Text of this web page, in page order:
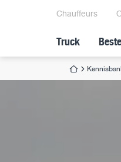
Chauffeurs
Truck